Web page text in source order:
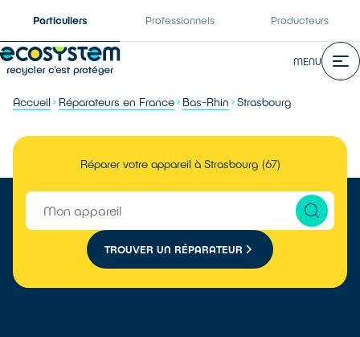
Particuliers Professionnels Producteurs
MENU
Accueil Réparateurs en France Bas-Rhin Strasbourg
Réparer votre appareil à Strasbourg (67)
TROUVER UN RÉPARATEUR